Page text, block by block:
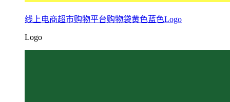
线上电商超市购物平台购物袋黄色蓝色Logo
Logo